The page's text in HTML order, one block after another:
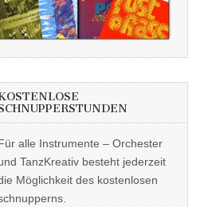
alle Instrumente – Orchester
TanzKreativ besteht jederzeit
Möglichkeit des kostenlosen